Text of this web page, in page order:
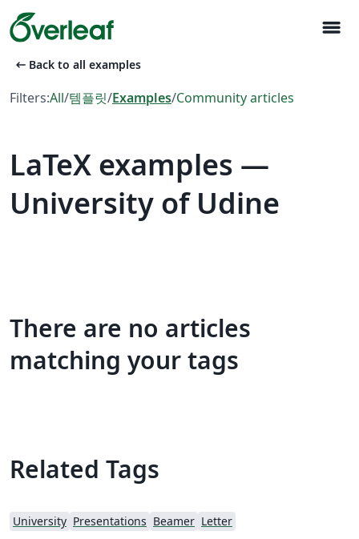
menu
arrow_left_alt Back to all examples
Filters:All/템플릿/Examples/Community articles
LaTeX examples —
University of Udine
There are no articles
matching your tags
Related Tags
University Presentations Beamer Letter